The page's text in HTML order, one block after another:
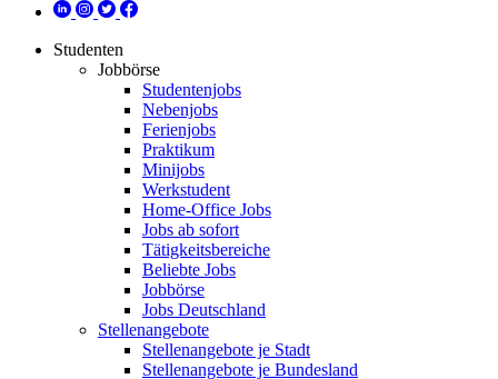
Studenten
Jobbörse
Studentenjobs
Nebenjobs
Ferienjobs
Praktikum
Minijobs
Werkstudent
Home-Office Jobs
Jobs ab sofort
Tätigkeitsbereiche
Beliebte Jobs
Jobbörse
Jobs Deutschland
Stellenangebote
Stellenangebote je Stadt
Stellenangebote je Bundesland